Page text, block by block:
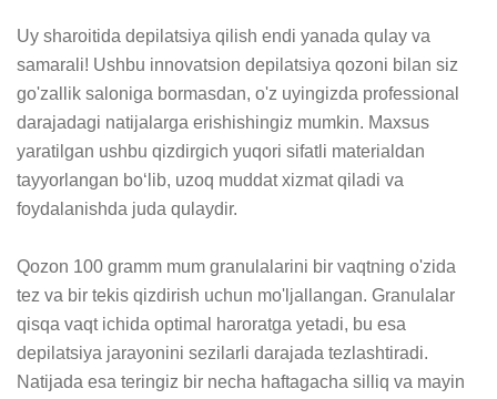
Uy sharoitida depilatsiya qilish endi yanada qulay va
samarali! Ushbu innovatsion depilatsiya qozoni bilan siz
go'zallik saloniga bormasdan, o'z uyingizda professional
darajadagi natijalarga erishishingiz mumkin. Maxsus
yaratilgan ushbu qizdirgich yuqori sifatli materialdan
tayyorlangan bo‘lib, uzoq muddat xizmat qiladi va
foydalanishda juda qulaydir.
Qozon 100 gramm mum granulalarini bir vaqtning o'zida
tez va bir tekis qizdirish uchun mo'ljallangan. Granulalar
qisqa vaqt ichida optimal haroratga yetadi, bu esa
depilatsiya jarayonini sezilarli darajada tezlashtiradi.
Natijada esa teringiz bir necha haftagacha silliq va mayin